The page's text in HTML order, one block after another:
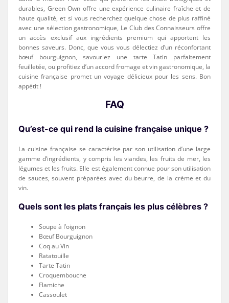
durables, Green Own offre une expérience culinaire fraîche et de
haute qualité, et si vous recherchez quelque chose de plus raffiné
avec une sélection gastronomique, Le Club des Connaisseurs offre
un accès exclusif aux ingrédients premium qui apportent les
bonnes saveurs. Donc, que vous vous délectiez d’un réconfortant
bœuf bourguignon, savouriez une tarte Tatin parfaitement
feuilletée, ou profitiez d’un accord fromage et vin gastronomique, la
cuisine française promet un voyage délicieux pour les sens. Bon
appétit !
FAQ
Qu’est-ce qui rend la cuisine française unique ?
La cuisine française se caractérise par son utilisation d’une large
gamme d’ingrédients, y compris les viandes, les fruits de mer, les
légumes et les fruits. Elle est également connue pour son utilisation
de sauces, souvent préparées avec du beurre, de la crème et du
vin.
Quels sont les plats français les plus célèbres ?
Soupe à l’oignon
Bœuf Bourguignon
Coq au Vin
Ratatouille
Tarte Tatin
Croquembouche
Flamiche
Cassoulet